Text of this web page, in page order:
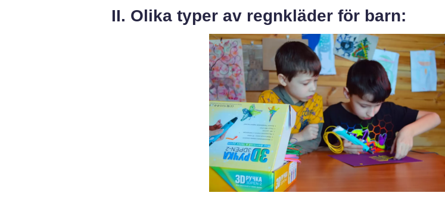
II. Olika typer av regnkläder för barn: